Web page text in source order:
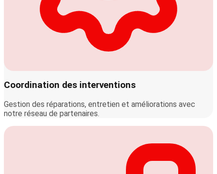
Coordination des interventions
Gestion des réparations, entretien et améliorations avec
notre réseau de partenaires.